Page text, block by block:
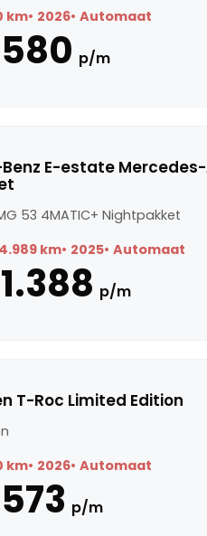
km 2026 Automaat
p/m
E-estate Mercedes-
53 4MATIC+ Nightpakket
km 2025 Automaat
p/m
T-Roc Limited Edition
km 2026 Automaat
p/m